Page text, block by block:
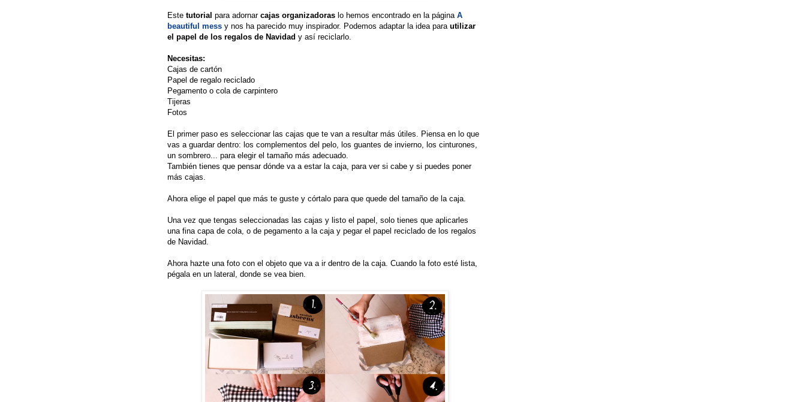
Este tutorial para adornar cajas organizadoras lo hemos encontrado en la página A
beautiful mess y nos ha parecido muy inspirador. Podemos adaptar la idea para utilizar
el papel de los regalos de Navidad y así reciclarlo.
Necesitas:
Cajas de cartón
Papel de regalo reciclado
Pegamento o cola de carpintero
Tijeras
Fotos
El primer paso es seleccionar las cajas que te van a resultar más útiles. Piensa en lo que
vas a guardar dentro: los complementos del pelo, los guantes de invierno, los cinturones,
un sombrero... para elegir el tamaño más adecuado.
También tienes que pensar dónde va a estar la caja, para ver si cabe y si puedes poner
más cajas.
Ahora elige el papel que más te guste y córtalo para que quede del tamaño de la caja.
Una vez que tengas seleccionadas las cajas y listo el papel, solo tienes que aplicarles
una fina capa de cola, o de pegamento a la caja y pegar el papel reciclado de los regalos
de Navidad.
Ahora hazte una foto con el objeto que va a ir dentro de la caja. Cuando la foto esté lista,
pégala en un lateral, donde se vea bien.